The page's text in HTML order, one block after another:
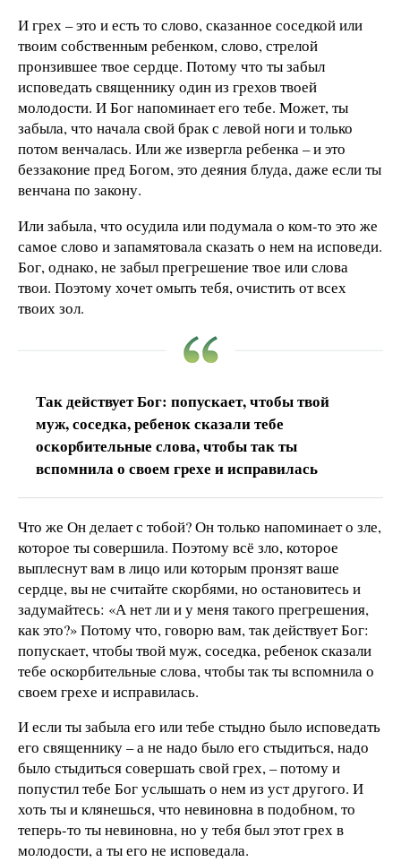
И грех – это и есть то слово, сказанное соседкой или
твоим собственным ребенком, слово, стрелой
пронзившее твое сердце. Потому что ты забыл
исповедать священнику один из грехов твоей
молодости. И Бог напоминает его тебе. Может, ты
забыла, что начала свой брак с левой ноги и только
потом венчалась. Или же извергла ребенка – и это
беззаконие пред Богом, это деяния блуда, даже если ты
венчана по закону.
Или забыла, что осудила или подумала о ком-то это же
самое слово и запамятовала сказать о нем на исповеди.
Бог, однако, не забыл прегрешение твое или слова
твои. Поэтому хочет омыть тебя, очистить от всех
твоих зол.
Так действует Бог: попускает, чтобы твой
муж, соседка, ребенок сказали тебе
оскорбительные слова, чтобы так ты
вспомнила о своем грехе и исправилась
Что же Он делает с тобой? Он только напоминает о зле,
которое ты совершила. Поэтому всё зло, которое
выплеснут вам в лицо или которым пронзят ваше
сердце, вы не считайте скорбями, но остановитесь и
задумайтесь: «А нет ли и у меня такого прегрешения,
как это?» Потому что, говорю вам, так действует Бог:
попускает, чтобы твой муж, соседка, ребенок сказали
тебе оскорбительные слова, чтобы так ты вспомнила о
своем грехе и исправилась.
И если ты забыла его или тебе стыдно было исповедать
его священнику – а не надо было его стыдиться, надо
было стыдиться совершать свой грех, – потому и
попустил тебе Бог услышать о нем из уст другого. И
хоть ты и клянешься, что невиновна в подобном, то
теперь-то ты невиновна, но у тебя был этот грех в
молодости, а ты его не исповедала.